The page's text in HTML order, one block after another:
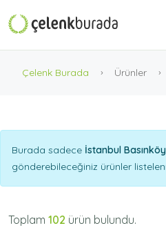
Çelenk Burada Ürünler
Burada sadece İstanbul Basınköy
gönderebileceğiniz ürünler
Toplam 102 ürün bulundu.